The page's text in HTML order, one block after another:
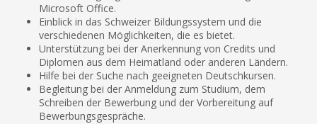
Microsoft Office.
Einblick in das Schweizer Bildungssystem und die
verschiedenen Möglichkeiten, die es bietet.
Unterstützung bei der Anerkennung von Credits und
Diplomen aus dem Heimatland oder anderen Ländern.
Hilfe bei der Suche nach geeigneten Deutschkursen.
Begleitung bei der Anmeldung zum Studium, dem
Schreiben der Bewerbung und der Vorbereitung auf
Bewerbungsgespräche.